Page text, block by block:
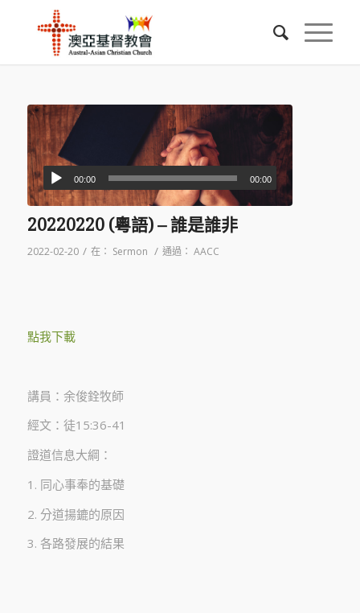
00:00 00:00
20220220 (粵語) – 誰是誰非
2022-02-20 / 在： Sermon / 通過： AACC
點我下載
講員：余俊銓牧師
經文：徒15:36-41
證道信息大綱：
1. 同心事奉的基礎
2. 分道揚鏕的原因
3. 各路發展的結果